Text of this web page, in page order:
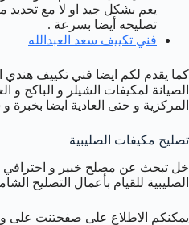
يعم بشكل جيد او لا مع تحديد
تصليحه أيضا بسرعة .
فني تكييف سعد العبدالله
كما يقدم لكم ايضا فني تكييف هندي
الصيانة لمكيفات الشيلر و الباكج و
المركزية و حتى العادية ايضا بخبرة
تصليح مكيفات الصليبية
خل تبحث عن مصلح خبير و احترافي
الصليبية للقيام بأعمال التصليح
يمكنكم الاطلاع على صفحتنت على